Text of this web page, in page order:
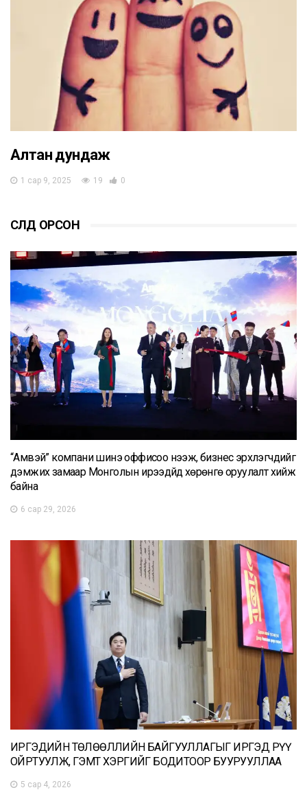
Алтан дундаж
1 сар 9, 2025 19 0
СҮҮЛД ОРСОН
“Амвэй” компани шинэ оффисоо нээж, бизнес эрхлэгчдийг
дэмжих замаар Монголын ирээдүйд хөрөнгө оруулалт хийж
байна
6 сар 29, 2026
ИРГЭДИЙН ТӨЛӨӨЛЛИЙН БАЙГУУЛЛАГЫГ ИРГЭД РҮҮ
ОЙРТУУЛЖ, ГЭМТ ХЭРГИЙГ БОДИТООР БУУРУУЛЛАА
5 сар 4, 2026